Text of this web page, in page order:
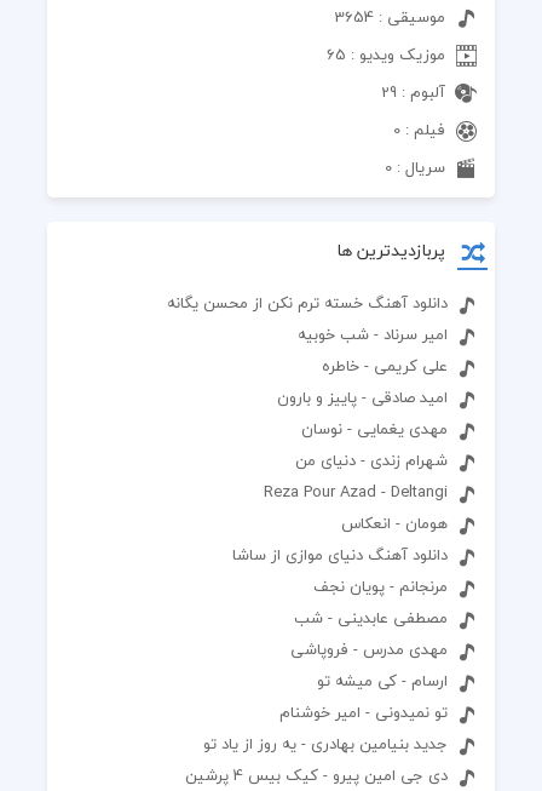
موسیقی : 3654
موزیک ویدیو : 65
آلبوم : 29
فیلم : 0
سریال : 0
پربازدیدترین ها
دانلود آهنگ خسته ترم نکن از محسن یگانه
امیر سرناد - شب خوبیه
علی کریمی - خاطره
امید صادقی - پاییز و بارون
مهدی یغمایی - نوسان
شهرام زندی - دنیای من
Reza Pour Azad - Deltangi
هومان - انعکاس
دانلود آهنگ دنیای موازی از ساشا
مرنجانم - پويان نجف
مصطفی عابدینی - شب
مهدی مدرس - فروپاشی
ارسام - کی میشه تو
تو نمیدونی - امیر خوشنام
جدید بنیامین بهادری - یه روز از یاد تو
دی جی امین پیرو - کیک بیس 4 پرشین